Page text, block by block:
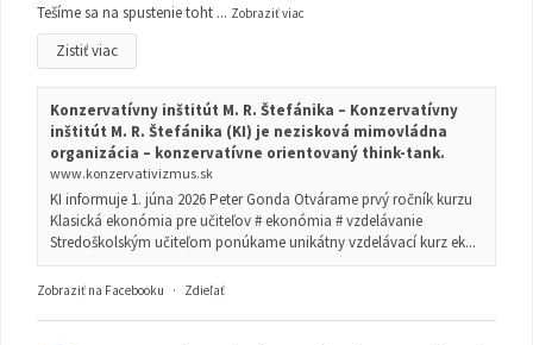
Tešíme sa na spustenie toht ... Zobraziť viac
Zistiť viac
Konzervatívny inštitút M. R. Štefánika – Konzervatívny
inštitút M. R. Štefánika (KI) je nezisková mimovládna
organizácia – konzervatívne orientovaný think-tank.
www.konzervativizmus.sk
KI informuje 1. júna 2026 Peter Gonda Otvárame prvý ročník kurzu
Klasická ekonómia pre učiteľov # ekonómia # vzdelávanie
Stredoškolským učiteľom ponúkame unikátny vzdelávací kurz ek...
Zobraziť na Facebooku · Zdieľať